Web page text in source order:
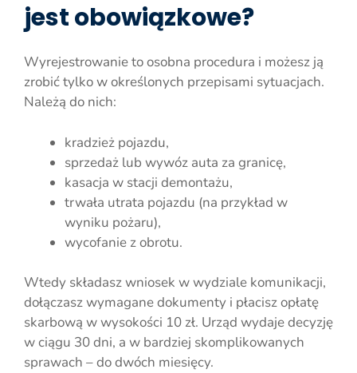
jest obowiązkowe?
Wyrejestrowanie to osobna procedura i możesz ją
zrobić tylko w określonych przepisami sytuacjach.
Należą do nich:
kradzież pojazdu,
sprzedaż lub wywóz auta za granicę,
kasacja w stacji demontażu,
trwała utrata pojazdu (na przykład w
wyniku pożaru),
wycofanie z obrotu.
Wtedy składasz wniosek w wydziale komunikacji,
dołączasz wymagane dokumenty i płacisz opłatę
skarbową w wysokości 10 zł. Urząd wydaje decyzję
w ciągu 30 dni, a w bardziej skomplikowanych
sprawach – do dwóch miesięcy.